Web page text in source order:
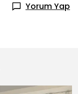
Yorum Yap